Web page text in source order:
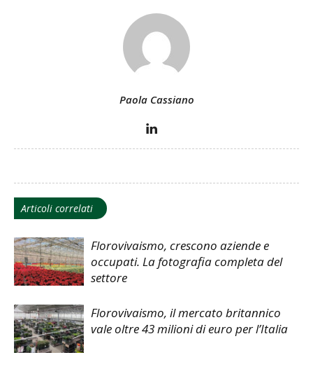
Paola Cassiano
Articoli correlati
Florovivaismo, crescono aziende e
occupati. La fotografia completa del
settore
Florovivaismo, il mercato britannico
vale oltre 43 milioni di euro per l’Italia